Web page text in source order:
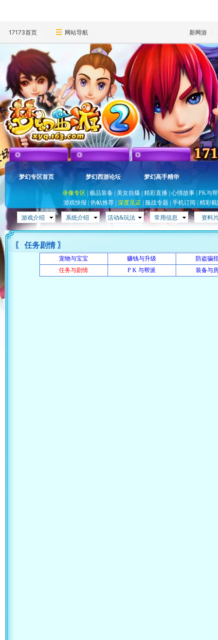
17173首页 网站导航 新网游
梦幻专区首页 梦幻西游论坛 梦幻高手精华
录像专区 极品装备 美女自爆| 精彩直播 心情故事 PK与
游戏快报
热帖推荐 深度见证 服战专题 手机订阅 精彩
游戏介绍 系统介绍 活动&玩法 常用信息 资料
〖 任务剧情 〗
宠物与宝宝 赚钱与升级
防盗骗
任务与剧情
P K 与帮派 装备与